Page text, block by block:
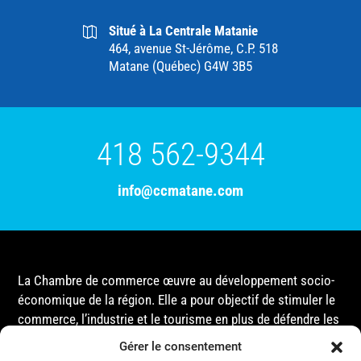
Gérer le consentement
Situé à La Centrale Matanie
464, avenue St-Jérôme, C.P. 518
Matane (Québec) G4W 3B5
418 562-9344
info@ccmatane.com
La Chambre de commerce œuvre au développement socio-
économique de la région. Elle a pour objectif de stimuler le
commerce, l’industrie et le tourisme en plus de défendre les
intérêts de ses membres et de l’ensemble de la